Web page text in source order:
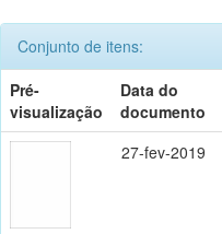
Conjunto de itens:
Pré-
visualização
Data do
documento
27-fev-2019